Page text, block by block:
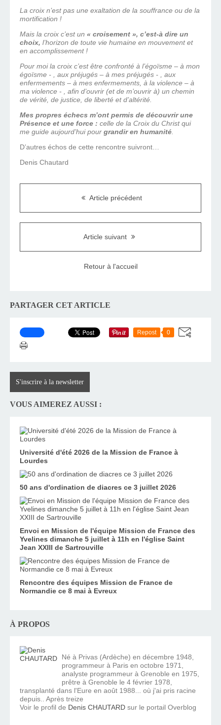
La croix n’est pas une exaltation de la souffrance ou de la
mortification !
Mais la croix c’est un « croisement », c’est-à dire un
choix, l’horizon de toute vie humaine en mouvement et
en accomplissement !
Pour moi la croix c’est être confronté à l’égoïsme – à mon
égoïsme - , aux préjugés – à mes préjugés - , aux
enfermements – à mes enfermements, à la violence – à
ma violence - , afin d’ouvrir (et de m’ouvrir à) un chemin
de vérité, de justice, de liberté et d’altérité.
Mes propres échecs m’ont permis de découvrir une
Présence et une force : celle de la Croix du Christ qui
me guide aujourd’hui pour grandir en humanité.
D’autres échos de cette rencontre suivront…
Denis Chautard
Article précédent
Article suivant
Retour à l'accueil
PARTAGER CET ARTICLE
Repost 0
S'inscrire à la newsletter
VOUS AIMEREZ AUSSI :
Université d'été 2026 de la Mission de France à
Lourdes
50 ans d'ordination de diacres ce 3 juillet 2026
Envoi en Mission de l'équipe Mission de France des
Yvelines dimanche 5 juillet à 11h en l'église Saint
Jean XXIII de Sartrouville
Rencontre des équipes Mission de France de
Normandie ce 8 mai à Evreux
À PROPOS
Né à Privas (Ardèche) en décembre 1948,
programmeur à Paris en octobre 1971,
analyste programmeur à Grenoble en 1975,
prêtre à Grenoble le 4 février 1978,
transplanté dans l'Eure en août 1988... où j'ai pris racine
depuis.. Après treize
Voir le profil de Denis CHAUTARD sur le portail Overblog